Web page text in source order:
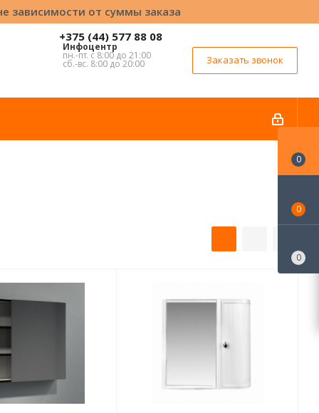
зависимости от суммы заказа
+375 (44) 577 88 08
Инфоцентр
пн.-пт. с 8:00 до 21:00
сб.-вс. 8:00 до 20:00 Заказать звонок
0
0
0